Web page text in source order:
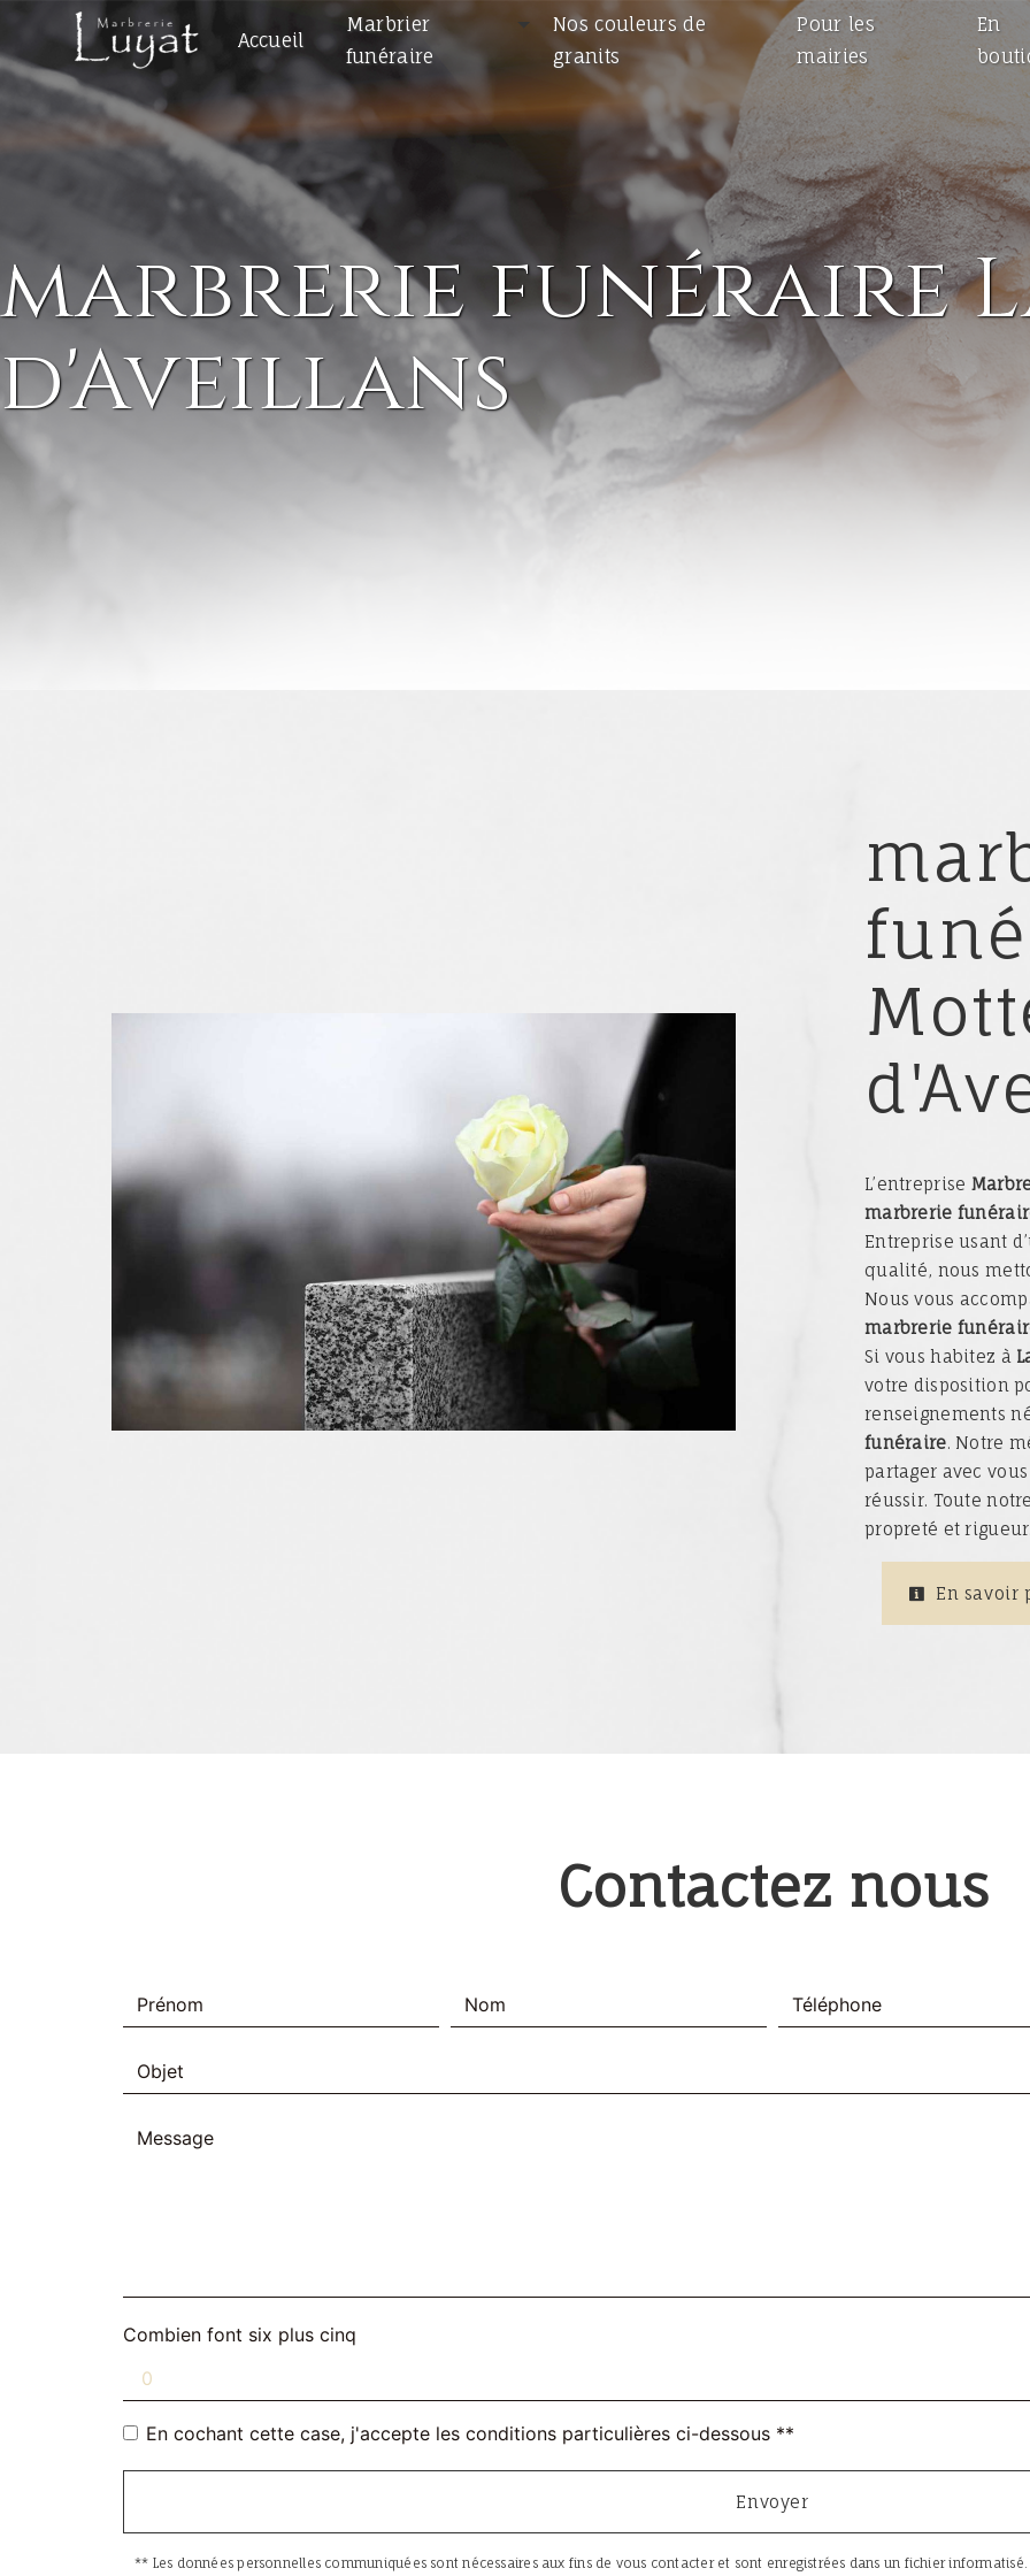
Accueil
Marbrier
funéraire
Nos couleurs de
granits
Pour les
mairies
En
marbrerie funéraire
d'Aveillans
L’entreprise
marbrerie
Entreprise usant
qualité, nous
Nous vous
marbrerie
Si vous habitez à
votre disposition
renseignements
funéraire. Notre
partager avec
réussir. Toute
propreté et
En savoir
Contactez nous
Combien font six plus cinq
En cochant cette case, j'accepte les conditions particulières ci-dessous **
Envoyer
** Les données personnelles communiquées sont nécessaires aux fins de vous contacter et sont enregistrées dans un fichier
Panneau de gestion des cookies